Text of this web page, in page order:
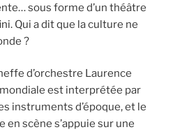
sous forme d’un théâtre
Qui a dit que la culture ne
?
d’orchestre Laurence
est interprétée par
instruments d’époque, et le
en scène s’appuie sur une